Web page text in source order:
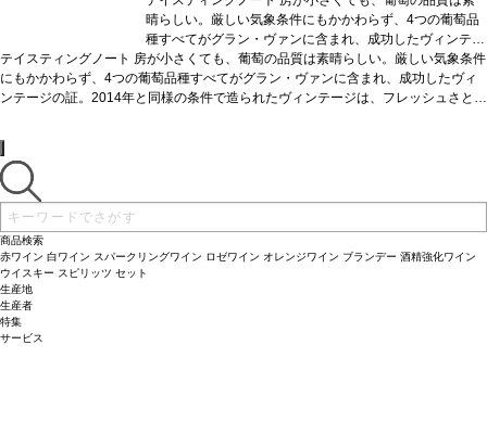
晴らしい。厳しい気象条件にもかかわらず、4つの葡萄品
種すべてがグラン・ヴァンに含まれ、成功したヴィンテー
ジの証。2014年と同様の条件で造られたヴィンテージ
は、フレッシュさと上質なタンニンを示している。クラシ
ックワインの一つであり、間違いなく偉大なヴィンテージ
テイスティングノート 房が小さくても、葡萄の品質は素晴らしい。厳しい気象条件
にもかかわらず、4つの葡萄品種すべてがグラン・ヴァンに含まれ、成功したヴィ
ンテージの証。2014年と同様の条件で造られたヴィンテージは、フレッシュさと上
ィンテージの一つに位置づけられるワイン。
ネ・ソーヴィニヨン、6% カベルネ・フラン、3% プティ・ヴェルド
商品検索
赤ワイン 白ワイン スパークリングワイン ロゼワイン オレンジワイン ブランデー 酒精強化ワイン
ウイスキー スピリッツ セット
生産地
生産者
特集
サービス